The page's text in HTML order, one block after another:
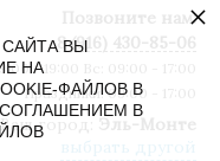
Позвоните нам:
8 (916) 430-85-06
- 19:00 Вс: 09:00 - 17:00
Праздники: 09:00 - 17:00
Ваш город:
ВЫ
НА
ФАЙЛОВ В
В
×